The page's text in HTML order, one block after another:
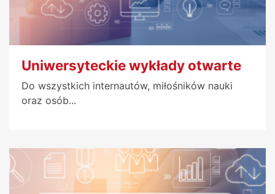
Uniwersyteckie wykłady otwarte
Do wszystkich internautów, miłośników nauki
oraz osób...